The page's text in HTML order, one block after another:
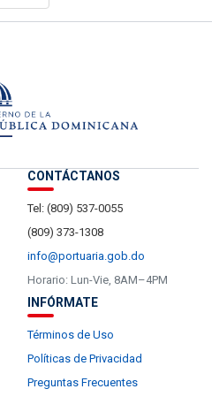
CONTÁCTANOS
Tel: (809) 537-0055
(809) 373-1308
info@portuaria.gob.do
Horario: Lun-Vie, 8AM–4PM
INFÓRMATE
Términos de Uso
Políticas de Privacidad
Preguntas Frecuentes